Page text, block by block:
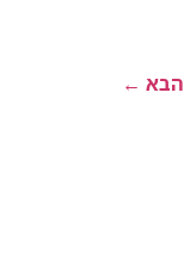
הבא ←